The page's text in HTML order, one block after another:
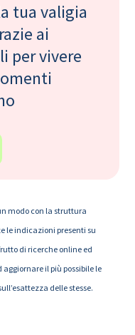
tua valigia
ai
per vivere
modo con la struttura
le indicazioni presenti su
di ricerche online ed
il più possibile le
delle stesse.